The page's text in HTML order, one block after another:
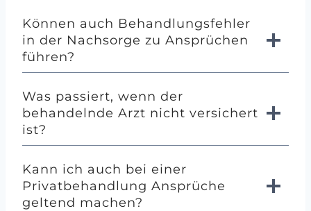
Können auch Behandlungsfehler
in der Nachsorge zu Ansprüchen
führen?
Was passiert, wenn der
behandelnde Arzt nicht versichert
ist?
Kann ich auch bei einer
Privatbehandlung Ansprüche
geltend machen?